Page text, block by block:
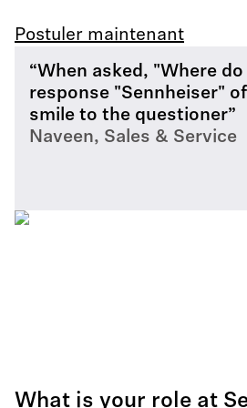
Postuler maintenant
“When asked, "Where
response "Sennheiser"
smile to the questioner”
Naveen, Sales & Service
What is your role at